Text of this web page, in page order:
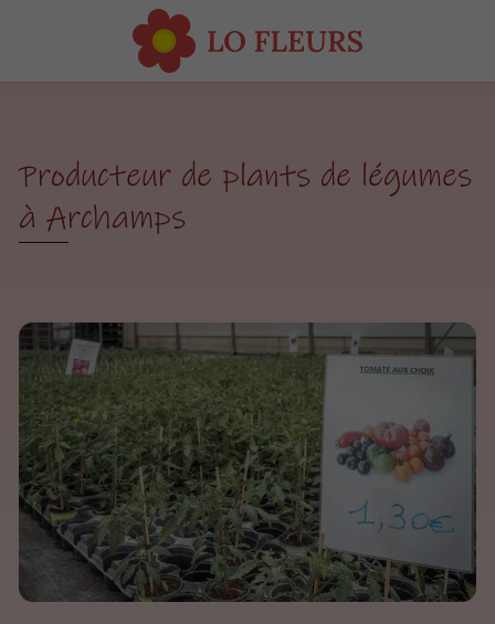
Producteur de plants de légumes
à Archamps